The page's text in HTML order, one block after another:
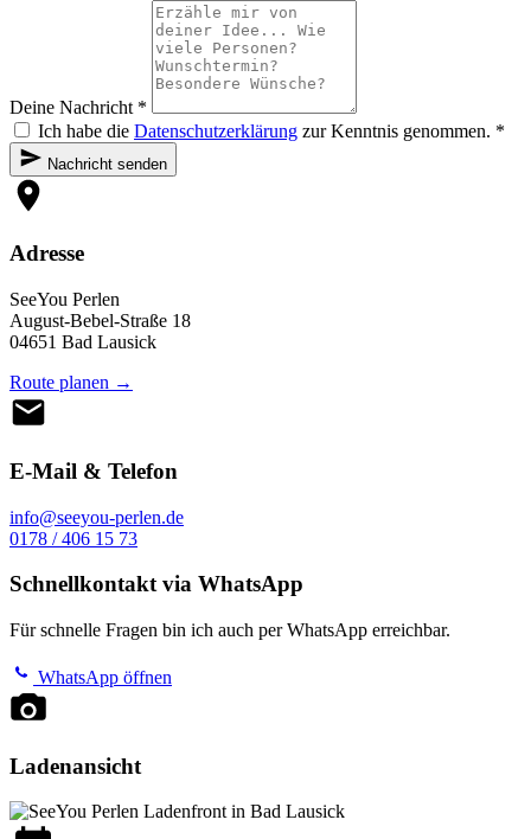
Deine Nachricht *
Ich habe die Datenschutzerklärung zur Kenntnis genommen. *
Nachricht senden
Adresse
SeeYou Perlen
August-Bebel-Straße 18
04651 Bad Lausick
Route planen →
E-Mail & Telefon
info@seeyou-perlen.de
0178 / 406 15 73
Schnellkontakt via WhatsApp
Für schnelle Fragen bin ich auch per WhatsApp erreichbar.
WhatsApp öffnen
Ladenansicht